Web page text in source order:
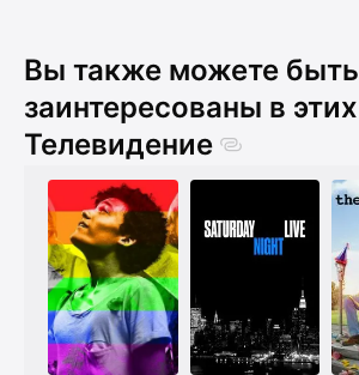
Вы также можете быть
заинтересованы в этих
Телевидение